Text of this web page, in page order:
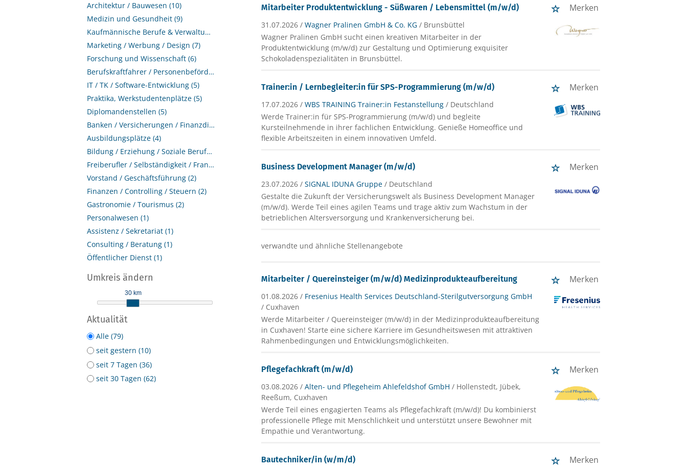
Architektur / Bauwesen (10)
Medizin und Gesundheit (9)
Kaufmännische Berufe & Verwaltung (8)
Marketing / Werbung / Design (7)
Forschung und Wissenschaft (6)
Berufskraftfahrer / Personenbeförderung (Land, Wasser, Luft) (6)
IT / TK / Software-Entwicklung (5)
Praktika, Werkstudentenplätze (5)
Diplomandenstellen (5)
Banken / Versicherungen / Finanzdienstleister (4)
Ausbildungsplätze (4)
Bildung / Erziehung / Soziale Berufe (3)
Freiberufler / Selbständigkeit / Franchise (3)
Vorstand / Geschäftsführung (2)
Finanzen / Controlling / Steuern (2)
Gastronomie / Tourismus (2)
Personalwesen (1)
Assistenz / Sekretariat (1)
Consulting / Beratung (1)
Öffentlicher Dienst (1)
Umkreis ändern
30 km
Aktualität
Alle (79)
seit gestern (10)
seit 7 Tagen (36)
seit 30 Tagen (62)
Mitarbeiter Produktentwicklung - Süßwaren / Lebensmittel (m/w/d) Merken
31.07.2026 /Wagner Pralinen GmbH & Co. KG / Brunsbüttel
Wagner Pralinen GmbH sucht einen kreativen Mitarbeiter in der
Produktentwicklung (m/w/d) zur Gestaltung und Optimierung exquisiter
Schokoladenspezialitäten in Brunsbüttel.
Trainer:in / Lernbegleiter:in für SPS-Programmierung (m/w/d) Merken
17.07.2026 /WBS TRAINING Trainer:in Festanstellung / Deutschland
Werde Trainer:in für SPS-Programmierung (m/w/d) und begleite
Kursteilnehmende in ihrer fachlichen Entwicklung. Genieße Homeoffice und
flexible Arbeitszeiten in einem innovativen Umfeld.
Business Development Manager (m/w/d) Merken
23.07.2026 /SIGNAL IDUNA Gruppe / Deutschland
Gestalte die Zukunft der Versicherungswelt als Business Development Manager
(m/w/d). Werde Teil eines agilen Teams und trage aktiv zum Wachstum in der
betrieblichen Altersversorgung und Krankenversicherung bei.
verwandte und ähnliche Stellenangebote
Mitarbeiter / Quereinsteiger (m/w/d) Medizinprodukteaufbereitung Merken
01.08.2026 / Fresenius Health Services Deutschland-Sterilgutversorgung GmbH
/ Cuxhaven
Werde Mitarbeiter / Quereinsteiger (m/w/d) in der Medizinprodukteaufbereitung
in Cuxhaven! Starte eine sichere Karriere im Gesundheitswesen mit attraktiven
Rahmenbedingungen und Entwicklungsmöglichkeiten.
Pflegefachkraft (m/w/d) Merken
03.08.2026 /Alten- und Pflegeheim Ahlefeldshof GmbH / Hollenstedt, Jübek,
Reeßum, Cuxhaven
Werde Teil eines engagierten Teams als Pflegefachkraft (m/w/d)! Du kombinierst
professionelle Pflege mit Menschlichkeit und unterstützt unsere Bewohner mit
Empathie und Verantwortung.
Bautechniker/in (w/m/d) Merken